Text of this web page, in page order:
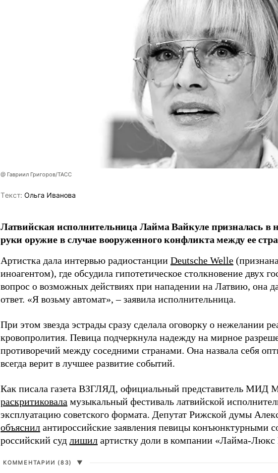
@ Гавриил Григоров/ТАСС
Tекст: Ольга Иванова
Латвийская исполнительница Лайма Вайкуле призналась в
руки оружие в случае вооруженного конфликта между ее
Артистка дала интервью радиостанции Deutsche Welle
иноагентом), где обсудила гипотетическое столкновение двух
вопрос о возможных действиях при нападении на Латвию, она
ответ. «Я возьму автомат», – заявила исполнительница.
При этом звезда эстрады сразу сделала оговорку о нежелании
кровопролития. Певица подчеркнула надежду на мирное
противоречий между соседними странами. Она назвала себя
всегда верит в лучшее развитие событий.
Как писала газета ВЗГЛЯД, официальный представитель МИД
раскритиковала музыкальный фестиваль латвийской
эксплуатацию советского формата. Депутат Рижской думы
объяснил антироссийские заявления певицы конъюнктурными
российский суд лишил артистку доли в компании «Лайма-Люкс
КОММЕНТАРИИ (83) ▼